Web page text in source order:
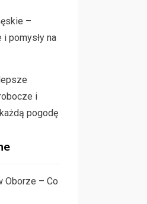
–
pomysły na
i
pogodę
Oborze – Co